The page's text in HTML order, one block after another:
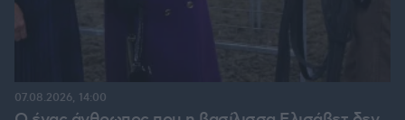
07.08.2026, 14:00